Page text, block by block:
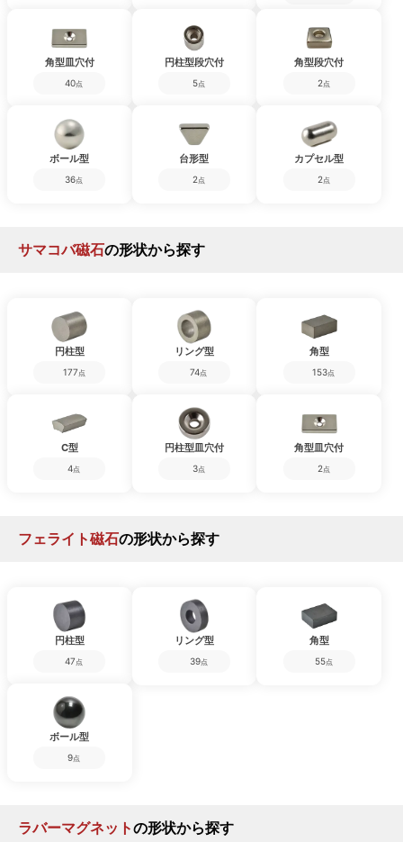
角型皿穴付
40点
円柱型段穴付
5点
角型段穴付
2点
ボール型
36点
台形型
2点
カプセル型
2点
サマコバ磁石の形状から探す
円柱型
177 点
リング型
74点
角型
153点
C型
4点
円柱型皿穴付
3点
角型皿穴付
2点
フェライト磁石の形状から探す
円柱型
47 点
リング型
39点
角型
55点
ボール型
9点
ラバーマグネットの形状から探す